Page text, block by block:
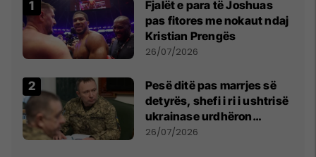
Fjalët e para të Joshuas
pas fitores me nokaut ndaj
Kristian Prengës
26/07/2026
Pesë ditë pas marrjes së
detyrës, shefi i ri i ushtrisë
ukrainase urdhëron
kontroll të madh
26/07/2026